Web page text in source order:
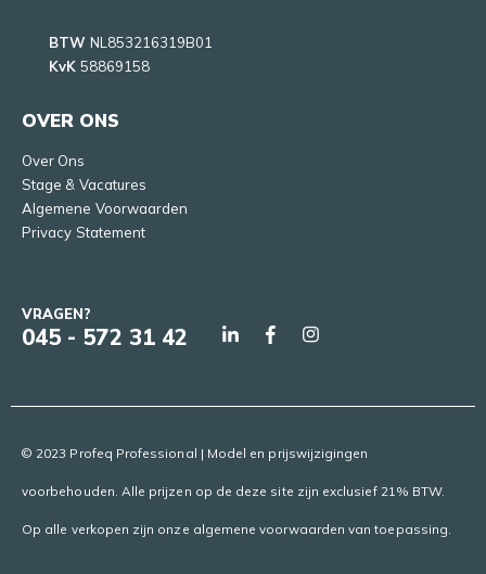
BTW NL853216319B01
KvK 58869158
OVER ONS
Over Ons
Stage & Vacatures
Algemene Voorwaarden
Privacy Statement
VRAGEN?
045 - 572 31 42
© 2023 Profeq Professional | Model en prijswijzigingen
voorbehouden. Alle prijzen op de deze site zijn exclusief 21% BTW.
Op alle verkopen zijn onze algemene voorwaarden van toepassing.